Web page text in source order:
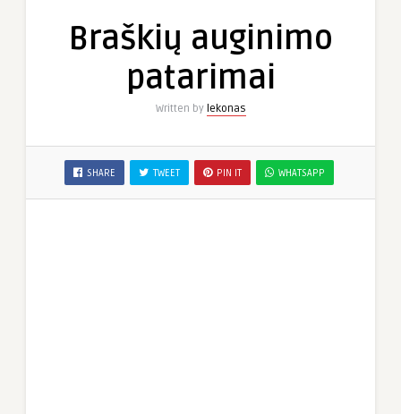
patarimai
Braškių auginimo
patarimai
Written by lekonas
SHARE TWEET PIN IT WHATSAPP